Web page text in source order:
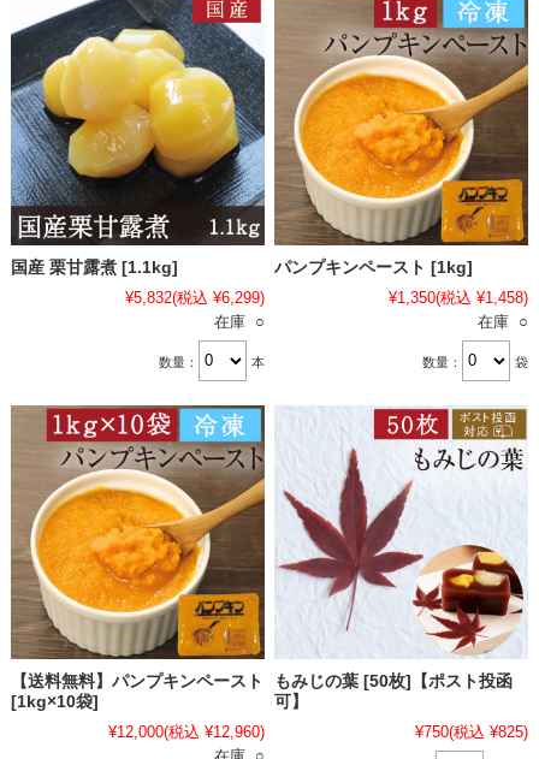
国産 栗甘露煮 [1.1kg]
¥5,832(税込 ¥6,299)
在庫 ○
数量： 本
パンプキンペースト [1kg]
¥1,350(税込 ¥1,458)
在庫 ○
数量： 袋
【送料無料】パンプキンペースト
[1kg×10袋]
¥12,000(税込 ¥12,960)
もみじの葉 [50枚]【ポスト投函
可】
¥750(税込 ¥825)